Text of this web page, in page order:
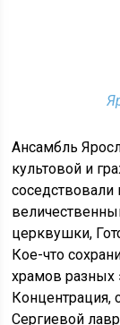
Ансамбль
культовой и
церквушки,
Кое-что
храмов разных
Концентрация,
Сергиевой